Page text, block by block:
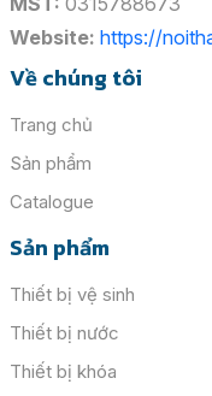
Website: https://
Về chúng tôi
Trang chủ
Sản phẩm
Catalogue
Sản phẩm
Thiết bị vệ sinh
Thiết bị nước
Thiết bị khóa